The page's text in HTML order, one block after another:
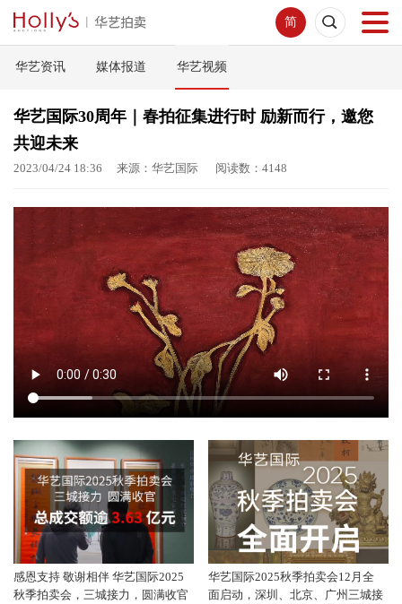
简
首页
拍卖预展
线下拍卖
网络拍卖
服务指南
新闻中心
华艺资讯 媒体报道 华艺视频
华艺国际30周年｜春拍征集进行时 励新而行，邀您
共迎未来
2023/04/24 18:36 来源：华艺国际 阅读数：4148
感恩支持 敬谢相伴 华艺国际2025
秋季拍卖会，三城接力，圆满收官
华艺国际2025秋季拍卖会12月全
面启动，深圳、北京、广州三城接